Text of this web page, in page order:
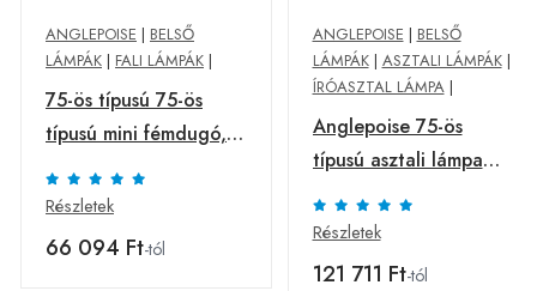
ANGLEPOISE | BELSŐ
LÁMPÁK | FALI LÁMPÁK |
75-ös típusú 75-ös
típusú mini fémdugó,
ezüst
Részletek
66 094 Ft-tól
ANGLEPOISE | BELSŐ
LÁMPÁK| ASZTALI LÁMPÁK|
ÍRÓASZTAL LÁMPA|
Anglepoise 75-ös
típusú asztali lámpa
Margaret Howell kék
Részletek
121 711 Ft-tól